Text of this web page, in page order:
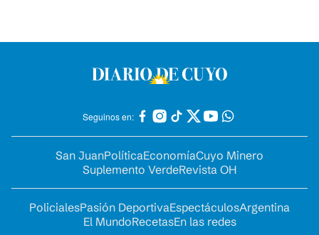
Seguinos en:
San JuanPolíticaEconomíaCuyo Minero
Suplemento VerdeRevista OH
PolicialesPasión DeportivaEspectáculosArgentina
El MundoRecetasEn las redes